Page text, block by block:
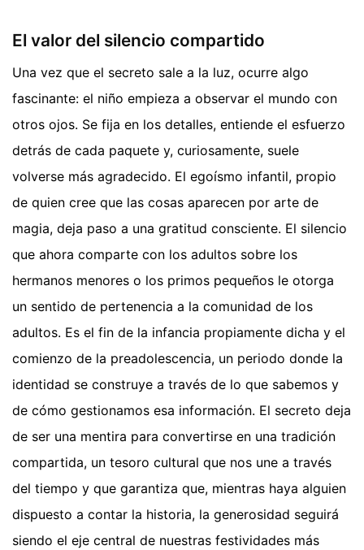
El valor del silencio compartido
Una vez que el secreto sale a la luz, ocurre algo
fascinante: el niño empieza a observar el mundo con
otros ojos. Se fija en los detalles, entiende el esfuerzo
detrás de cada paquete y, curiosamente, suele
volverse más agradecido. El egoísmo infantil, propio
de quien cree que las cosas aparecen por arte de
magia, deja paso a una gratitud consciente. El silencio
que ahora comparte con los adultos sobre los
hermanos menores o los primos pequeños le otorga
un sentido de pertenencia a la comunidad de los
adultos. Es el fin de la infancia propiamente dicha y el
comienzo de la preadolescencia, un periodo donde la
identidad se construye a través de lo que sabemos y
de cómo gestionamos esa información. El secreto deja
de ser una mentira para convertirse en una tradición
compartida, un tesoro cultural que nos une a través
del tiempo y que garantiza que, mientras haya alguien
dispuesto a contar la historia, la generosidad seguirá
siendo el eje central de nuestras festividades más